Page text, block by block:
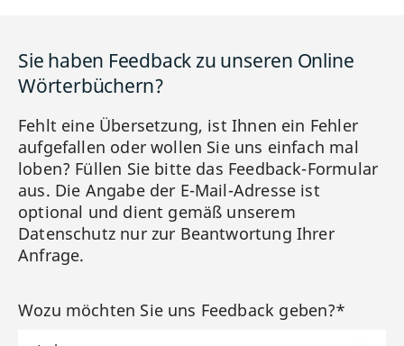
Sie haben Feedback zu unseren Online
Wörterbüchern?
Fehlt eine Übersetzung, ist Ihnen ein Fehler
aufgefallen oder wollen Sie uns einfach mal
loben? Füllen Sie bitte das Feedback-Formular
aus. Die Angabe der E-Mail-Adresse ist
optional und dient gemäß unserem
Datenschutz nur zur Beantwortung Ihrer
Anfrage.
Wozu möchten Sie uns Feedback geben?*